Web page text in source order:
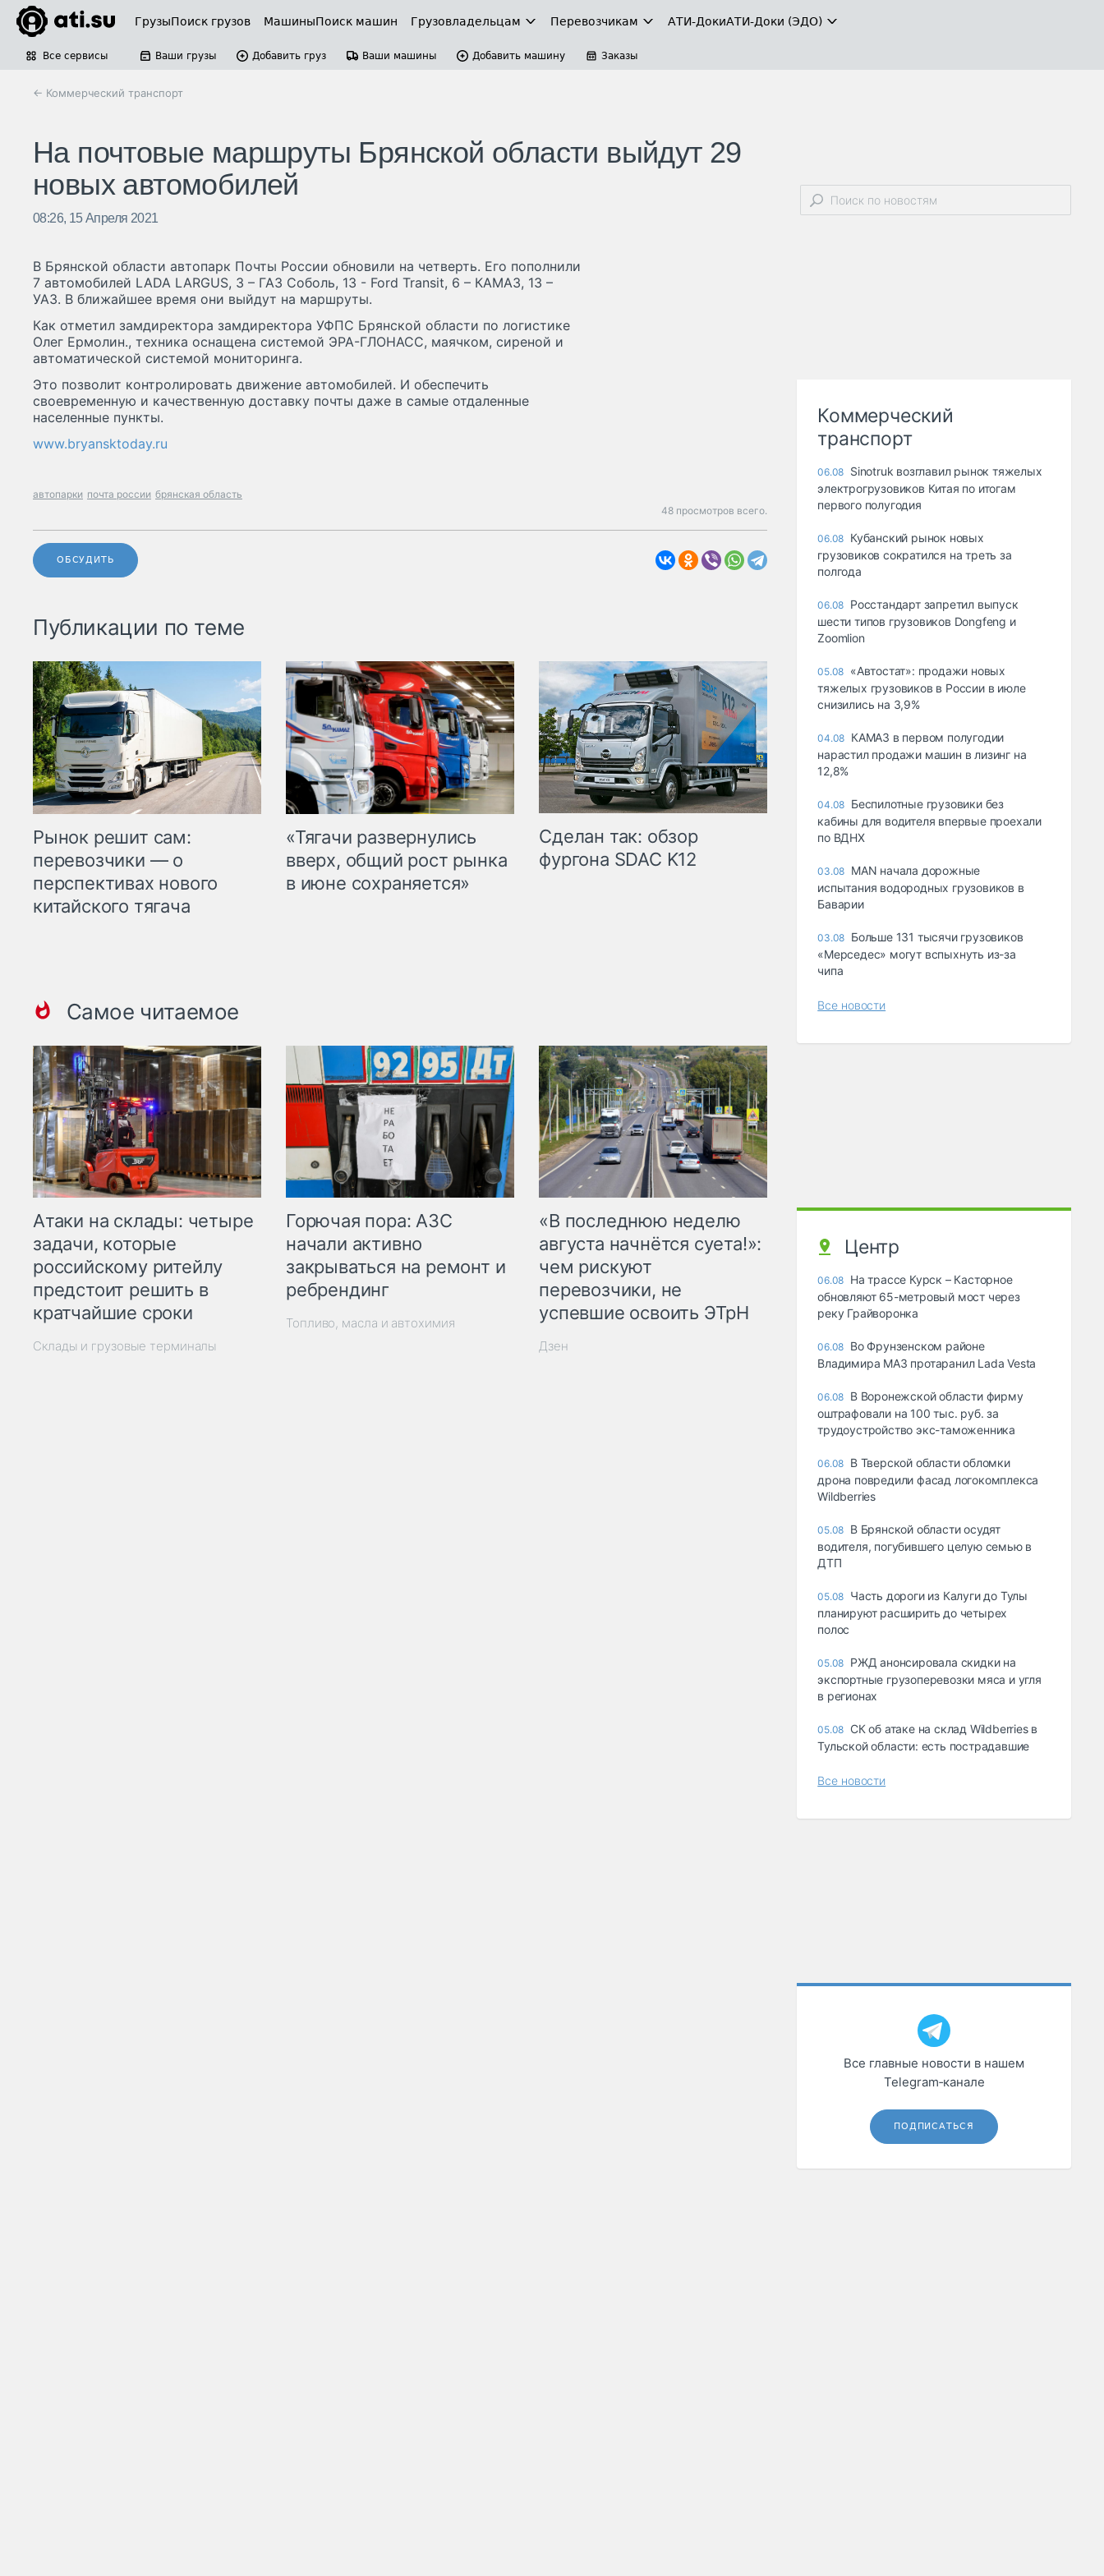
ГрузыПоиск грузов МашиныПоиск машин Грузовладельцам Перевозчикам АТИ-ДокиАТИ-Доки (ЭДО)
Все сервисы Ваши грузы Добавить груз Ваши машины Добавить машину Заказы
← Коммерческий транспорт
На почтовые маршруты Брянской области выйдут 29
новых автомобилей
08:26, 15 Апреля 2021
В Брянской области автопарк Почты России обновили на четверть. Его пополнили
7 автомобилей LADA LARGUS, 3 – ГАЗ Соболь, 13 - Ford Transit, 6 – КАМАЗ, 13 –
УАЗ. В ближайшее время они выйдут на маршруты.
Как отметил замдиректора замдиректора УФПС Брянской области по логистике
Олег Ермолин., техника оснащена системой ЭРА-ГЛОНАСС, маячком, сиреной и
автоматической системой мониторинга.
Это позволит контролировать движение автомобилей. И обеспечить
своевременную и качественную доставку почты даже в самые отдаленные
населенные пункты.
www.bryansktoday.ru
автопарки почта россии брянская область
48 просмотров всего.
ОБСУДИТЬ
Публикации по теме
Рынок решит сам:
перевозчики — о
перспективах нового
китайского тягача
«Тягачи развернулись
вверх, общий рост рынка
в июне сохраняется»
Сделан так: обзор
фургона SDAC K12
Самое читаемое
Атаки на склады: четыре
задачи, которые
российскому ритейлу
предстоит решить в
кратчайшие сроки
Склады и грузовые терминалы
Горючая пора: АЗС
начали активно
закрываться на ремонт и
ребрендинг
Топливо, масла и автохимия
«В последнюю неделю
августа начнётся суета!»:
чем рискуют
перевозчики, не
успевшие освоить ЭТрН
Дзен
Коммерческий
транспорт
06.08 Sinotruk возглавил рынок тяжелых
электрогрузовиков Китая по итогам
первого полугодия
06.08 Кубанский рынок новых
грузовиков сократился на треть за
полгода
06.08 Росстандарт запретил выпуск
шести типов грузовиков Dongfeng и
Zoomlion
05.08 «Автостат»: продажи новых
тяжелых грузовиков в России в июле
снизились на 3,9%
04.08 КАМАЗ в первом полугодии
нарастил продажи машин в лизинг на
12,8%
04.08 Беспилотные грузовики без
кабины для водителя впервые проехали
по ВДНХ
03.08 MAN начала дорожные
испытания водородных грузовиков в
Баварии
03.08 Больше 131 тысячи грузовиков
«Мерседес» могут вспыхнуть из-за
чипа
Все новости
Центр
06.08 На трассе Курск – Касторное
обновляют 65-метровый мост через
реку Грайворонка
06.08 Во Фрунзенском районе
Владимира МАЗ протаранил Lada Vesta
06.08 В Воронежской области фирму
оштрафовали на 100 тыс. руб. за
трудоустройство экс-таможенника
06.08 В Тверской области обломки
дрона повредили фасад логокомплекса
Wildberries
05.08 В Брянской области осудят
водителя, погубившего целую семью в
ДТП
05.08 Часть дороги из Калуги до Тулы
планируют расширить до четырех
полос
05.08 РЖД анонсировала скидки на
экспортные грузоперевозки мяса и угля
в регионах
05.08 СК об атаке на склад Wildberries в
Тульской области: есть пострадавшие
Все новости
Все главные новости в нашем
Telegram‑канале
ПОДПИСАТЬСЯ